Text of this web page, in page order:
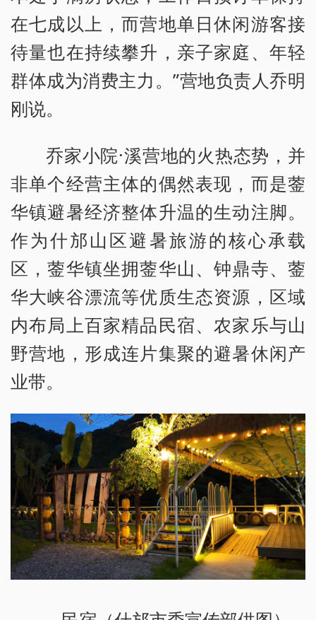
在七成以上，而营地单日休闲游客接
待量也在持续攀升，亲子家庭、年轻
群体成为消费主力。”营地负责人乔明
刚说。
乔家小院·溪营地的火热态势，并
非单个经营主体的偶然表现，而是蓥
华镇避暑经济整体升温的生动注脚。
作为什邡山区避暑旅游的核心承载
区，蓥华镇坐拥蓥华山、钟鼎寺、蓥
华大峡谷漂流等优质生态资源，区域
内布局上百家精品民宿、农家乐与山
野营地，形成连片集聚的避暑休闲产
业带。